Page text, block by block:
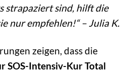
strapaziert sind, hilft die
nur empfehlen!“ – Julia K.
zeigen, dass die
SOS-Intensiv-Kur Total